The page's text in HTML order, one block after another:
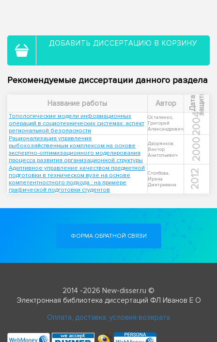
ДОБАВИТЬ ДИССЕРТАЦИЮ В КОРЗИНУ
Рекомендуемые диссертации данного раздела
Название работы Автор Д
а
т
а
з
а
щ
и
т ы
Топологические модели информационных
операций в социотехнических системах: аспект
региональной безопасности
Остапенко,
Григорий
Александрович
2004
Рационализация управления
рыбохозяйственным комплексом на основе
экспертно-оптимизационного моделирования
процесса развития организационной структуры
Дворянков,
Виктор
Анатольевич
2000
Адаптивное управление качеством предметной
подготовки в техническом вузе на основе
компетентностного подхода : на примере
графической подготовки студентов
Столбова,
Ирина
Дмитриевна
2012
ФОРМА ОБРАТНОЙ СВЯЗИ
2014 -2026 New-disser.ru ©
Электронная библиотека диссертаций ФЛ Иванов Е О
Оплата, доставка, условия возврата